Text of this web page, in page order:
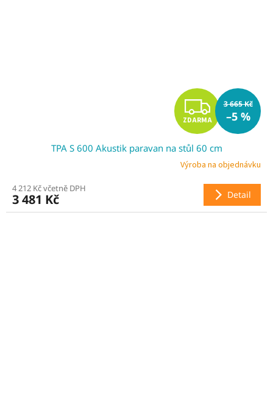
Z
D
A
R
M
ZDARMA
3 665 Kč
–5 %
TPA S 600 Akustik paravan na stůl 60 cm
Výroba na objednávku
4 212 Kč včetně DPH
3 481 Kč Detail